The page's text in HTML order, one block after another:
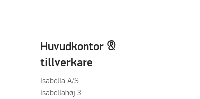
Huvudkontor &
tillverkare
Isabella A/S
Isabellahøj 3